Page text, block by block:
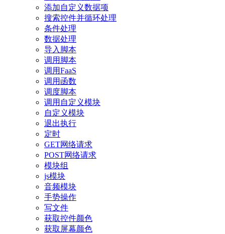
添加自定义数据项
搜索控件并循环处理
条件处理
数据处理
导入脚本
调用脚本
调用FaaS
调用函数
调度脚本
调用自定义模块
自定义模块
退出执行
定时
GET网络请求
POST网络请求
模块组
js模块
音频模块
手势操作
写文件
获取控件颜色
获取屏幕颜色